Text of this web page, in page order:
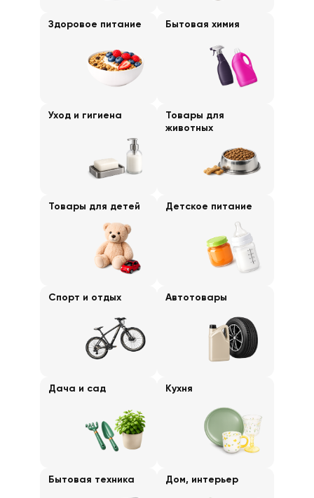
Здоровое питание Бытовая химия
Уход и гигиена
Товары для
животных
Товары для детей Детское питание
Спорт и отдых Автотовары
Дача и сад Кухня
Бытовая техника Дом, интерьер